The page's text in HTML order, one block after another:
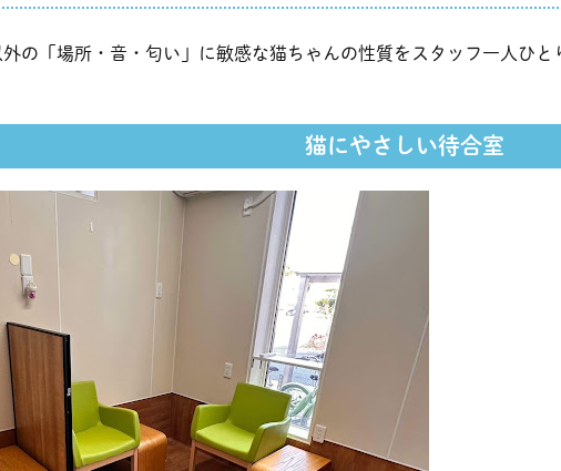
の「場所・音・匂い」に敏感な猫ちゃんの性質をスタッフ一人ひ
猫にやさしい待合室